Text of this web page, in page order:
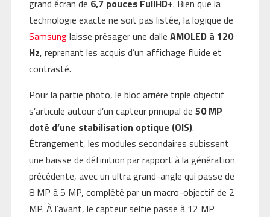
grand écran de 6,7 pouces FullHD+. Bien que la
technologie exacte ne soit pas listée, la logique de
Samsunglaisse présager une dalle AMOLED à 120
Hz, reprenant les acquis d’un affichage fluide et
contrasté.
Pour la partie photo, le bloc arrière triple objectif
s’articule autour d’un capteur principal de 50 MP
doté d’une stabilisation optique (OIS).
Étrangement, les modules secondaires subissent
une baisse de définition par rapport à la génération
précédente, avec un ultra grand-angle qui passe de
8 MP à 5 MP, complété par un macro-objectif de 2
MP. À l’avant, le capteur selfie passe à 12 MP